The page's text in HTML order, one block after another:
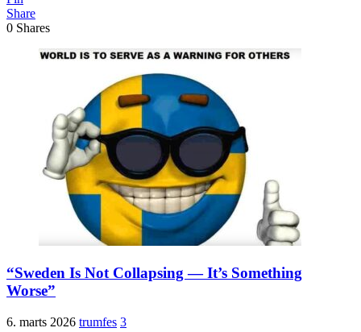
Share
0 Shares
“Sweden Is Not Collapsing — It’s Something
Worse”
6. marts 2026 trumfes 3